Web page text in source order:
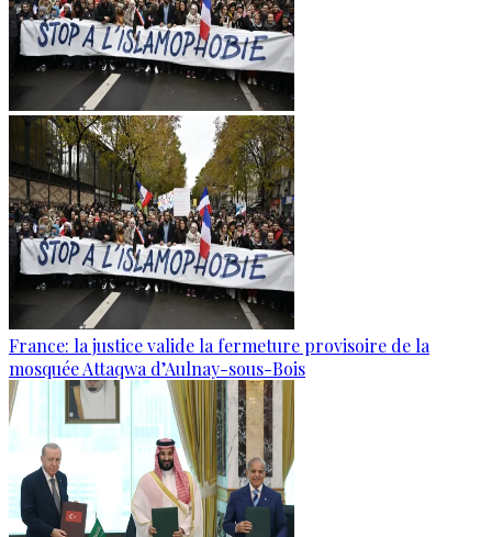
France: la justice valide la fermeture provisoire de la
mosquée Attaqwa d’Aulnay-sous-Bois